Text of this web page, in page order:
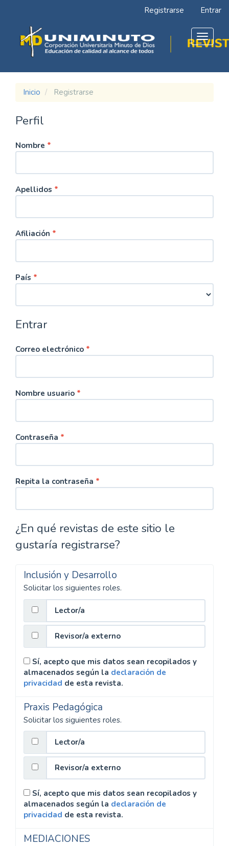
Contenido
principal
Barra
lateral
Registrarse Entrar
Toggle
Inicio Registrarse
Perfil
Nombre *
Apellidos *
Afiliación *
País *
Entrar
Correo electrónico *
Nombre usuario *
Contraseña *
Repita la contraseña *
¿En qué revistas de este sitio le
gustaría registrarse?
Inclusión y Desarrollo
Solicitar los siguientes roles.
Lector/a
Revisor/a externo
almacenados según la declaración de
privacidad de esta revista.
Praxis Pedagógica
Solicitar los siguientes roles.
Lector/a
Revisor/a externo
almacenados según la declaración de
privacidad de esta revista.
MEDIACIONES